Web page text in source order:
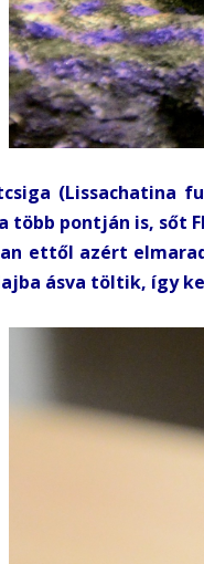
(Lissachatina
több pontján is, sőt
ettől azért
ásva töltik, így